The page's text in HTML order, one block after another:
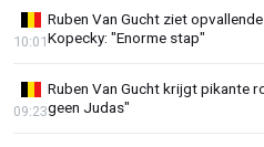
Ruben Van Gucht ziet
Kopecky: "Enorme stap"
10:01
Ruben Van Gucht krijgt pikante
geen Judas"
09:23